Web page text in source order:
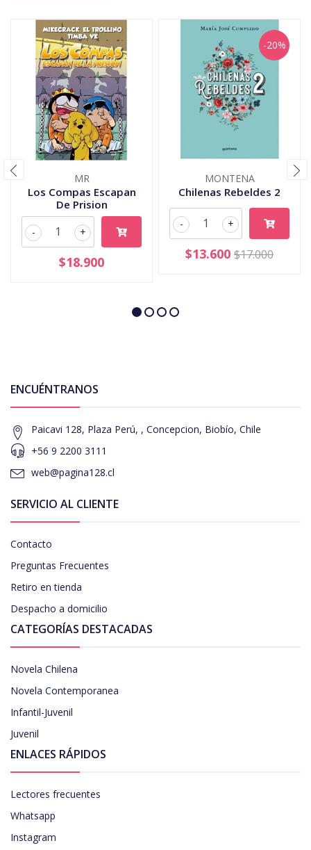
MR
Los Compas Escapan
De Prision
+
-
$18.900
-20%
MONTENA
Chilenas Rebeldes 2
+
-
$13.600 $17.000
ENCUÉNTRANOS
Paicavi 128, Plaza Perú, , Concepcion, Biobío, Chile
+56 9 2200 3111
web@pagina128.cl
SERVICIO AL CLIENTE
Contacto
Preguntas Frecuentes
Retiro en tienda
Despacho a domicilio
CATEGORÍAS DESTACADAS
Novela Chilena
Novela Contemporanea
Infantil-Juvenil
Juvenil
ENLACES RÁPIDOS
Lectores frecuentes
Whatsapp
Instagram